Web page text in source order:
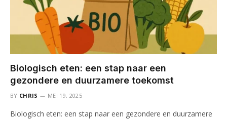
Biologisch eten: een stap naar een
gezondere en duurzamere toekomst
BY CHRIS MEI 19, 2025
Biologisch eten: een stap naar een gezondere en duurzamere